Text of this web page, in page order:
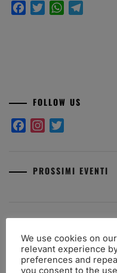
FacebookTwitterWhatsApp
FOLLOW US
FacebookInstagram
PROSSIMI EVENTI
ARTICOLI RECENTI
Premio Aldo Fasolo: I
We use cookies on
relevant experience
preferences and
you consent to the